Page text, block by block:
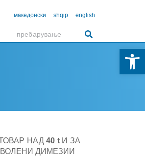
македонски shqip english
НАД40 tИ ЗА
ДИМЕЗИИ